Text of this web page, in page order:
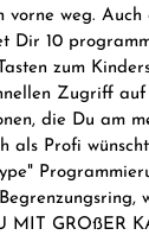
vorne weg.
Dir 10
zum
Zugriff
die Du am
als Profi
MIT GROßER